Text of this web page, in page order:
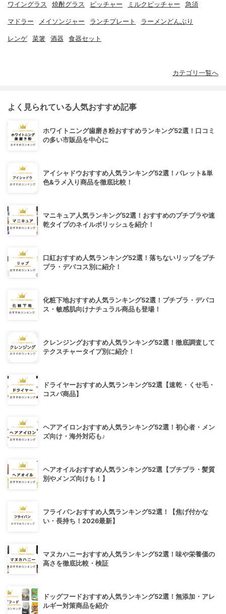
ワイングラス 焼酎グラス ピッチャー ミルクピッチャー 急須
マドラー メイソンジャー ランチプレート ラーメンどんぶり
レンゲ 菜箸 酒器 食器セット
カテゴリ一覧へ
よく見られている人気おすすめ記事
ホワイトニング歯磨き粉おすすめランキング52選！口コミ
の多い市販品を中心に
アイシャドウおすすめ人気ランキング52選！パレット&単
色&ラメ入り商品を徹底比較！
マニキュア人気ランキング52選！おすすめのプチプラや速
乾タイプのネイルポリッシュを紹介！
口紅おすすめ人気ランキング52選！落ちないリップをプチ
プラ・デパコス別に紹介！
化粧下地おすすめ人気ランキング52選！プチプラ・デパコ
ス・敏感肌向けナチュラル商品も登場！
クレンジングおすすめ人気ランキング52選！徹底調査して
テクスチャータイプ別に紹介！
ドライヤーおすすめ人気ランキング52選【速乾・くせ毛・
コスパ商品】
ヘアアイロンおすすめ人気ランキング52選！初心者・メン
ズ向け・海外対応も♪
ヘアオイルおすすめ人気ランキング52選【プチプラ・髪質
別やメンズ向けも！】
フライパンおすすめ人気ランキング52選！【焦げ付かな
い・長持ち！2026最新】
マヌカハニーおすすめ人気ランキング52選！味や栄養価の
高さを徹底比較・検証
ドッグフードおすすめ人気ランキング52選！無添加・アレ
ルギー対策商品を紹介